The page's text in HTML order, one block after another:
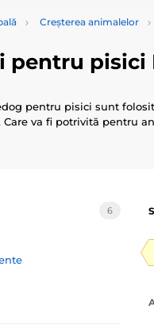
Creșterea animalelor
pentru pisici
pentru pisici sunt
Care va fi potrivită pentru
6